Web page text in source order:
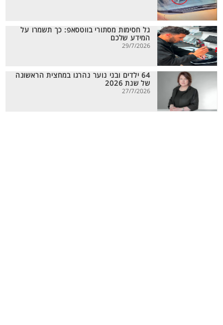
גל חסימות מסתורי בווטסאפ: כך תשמרו על
המידע שלכם
29/7/2026
64 ילדים ובני נוער נהרגו במחצית הראשונה
של שנת 2026
27/7/2026